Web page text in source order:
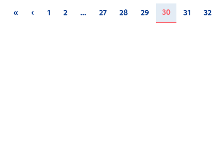
« ‹ 1 2 ... 27 28 29 30(current)
31 32